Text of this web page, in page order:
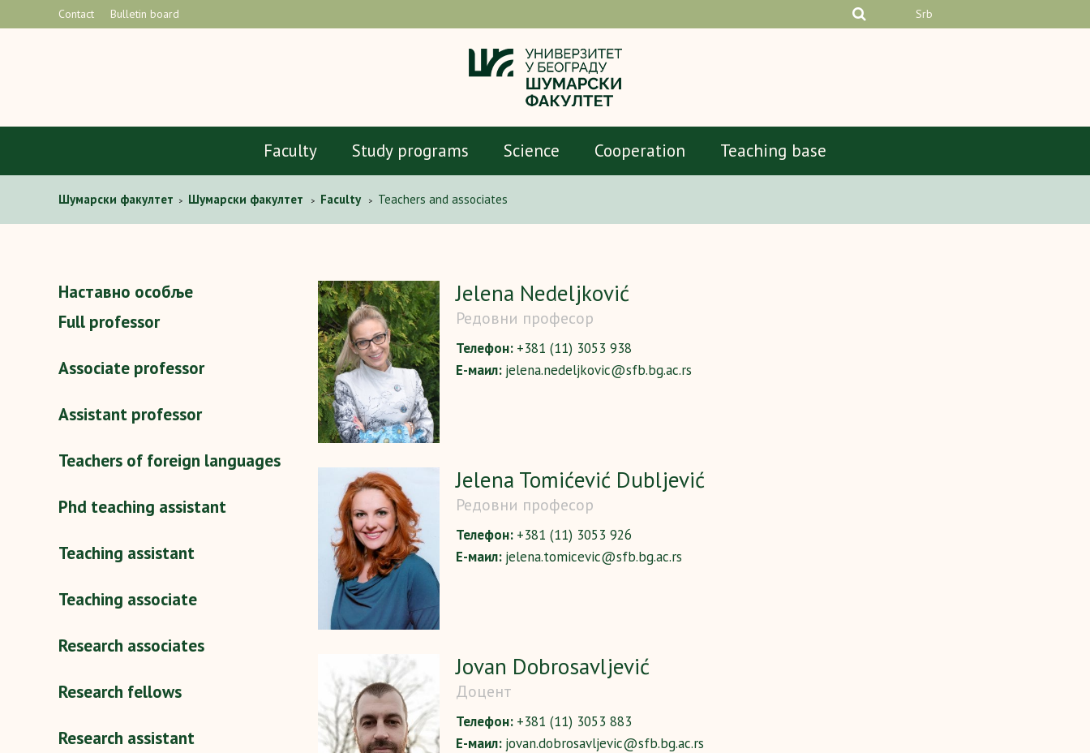
Contact Bulletin board Srb
Faculty Study programs Science Cooperation Teaching base
Шумaрски факултет > Шумарски факултет > Faculty > Teachers and associates
Наставно особље
Full professor
Associate professor
Assistant professor
Teachers of foreign languages
Phd teaching assistant
Teaching assistant
Teaching associate
Research associates
Research fellows
Research assistant
Jelena Nedeljković
Редовни професор
Телефон: +381 (11) 3053 938
Е-маил: jelena.nedeljkovic@sfb.bg.ac.rs
Jelena Tomićević Dubljević
Редовни професор
Телефон: +381 (11) 3053 926
Е-маил: jelena.tomicevic@sfb.bg.ac.rs
Jovan Dobrosavljević
Доцент
Телефон: +381 (11) 3053 883
Е-маил: jovan.dobrosavljevic@sfb.bg.ac.rs